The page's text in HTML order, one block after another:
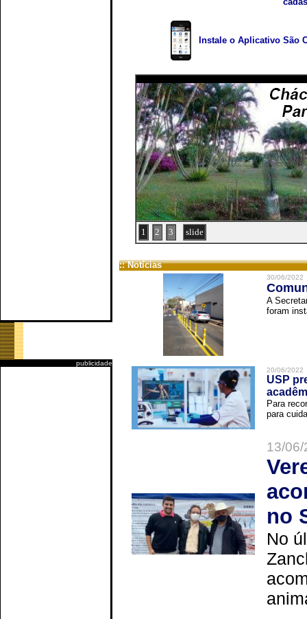
publicidade
Instale o Aplicativo São
1 2 3 slide
:: Notícias
30/06/2022
A
foram
20/06/2022
USP
Para
para
13/
no
No